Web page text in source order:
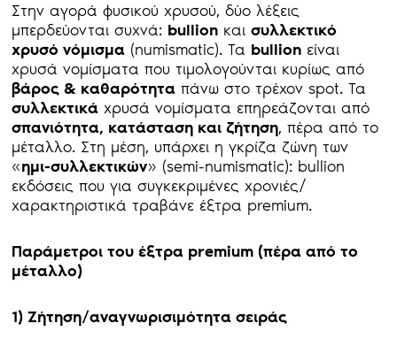
Στην αγορά φυσικού χρυσού, δύο λέξεις
μπερδεύονται συχνά: bullion καισυλλεκτικό
χρυσό νόμισμα (numismatic). Τα bullion είναι
χρυσά νομίσματα που τιμολογούνται κυρίως από
βάρος & καθαρότητα πάνω στο τρέχον spot. Τα
συλλεκτικά χρυσά νομίσματα επηρεάζονται από
σπανιότητα, κατάσταση και ζήτηση, πέρα από το
μέταλλο. Στη μέση, υπάρχει η γκρίζα ζώνη των
«ημι-συλλεκτικών» (semi-numismatic): bullion
εκδόσεις που για συγκεκριμένες χρονιές/
χαρακτηριστικά τραβάνε έξτρα premium.
Παράμετροι του έξτρα premium (πέρα από το
μέταλλο)
1) Ζήτηση/αναγνωρισιμότητα σειράς